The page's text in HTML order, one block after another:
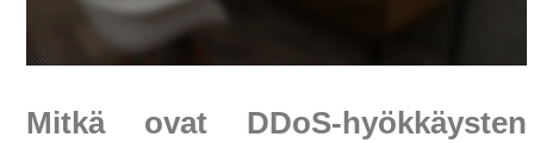
Mitkä ovat DDoS-hyökkäysten